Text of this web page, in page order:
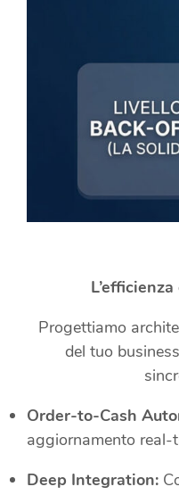
Progettiamo
del tuo
Order-to-Cash
aggiornamento
Deep Integration: